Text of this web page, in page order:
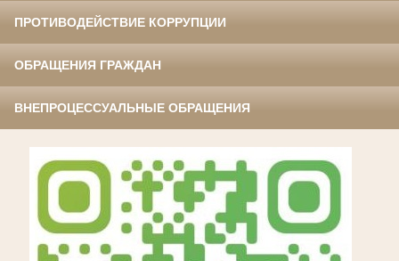
ПРОТИВОДЕЙСТВИЕ КОРРУПЦИИ
ОБРАЩЕНИЯ ГРАЖДАН
ВНЕПРОЦЕССУАЛЬНЫЕ ОБРАЩЕНИЯ